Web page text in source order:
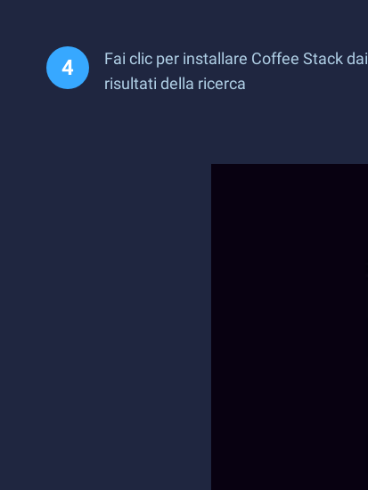
Fai clic per installare Coffee Stack dai
risultati della ricerca